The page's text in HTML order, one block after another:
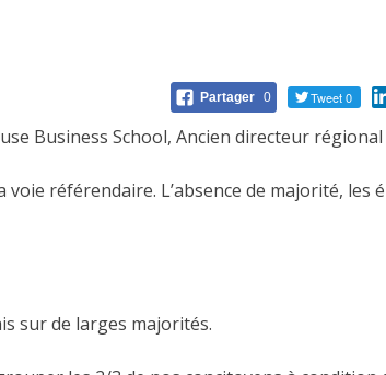
Partager 0 Tweet 0
Business School, Ancien directeur régional
référendaire. L’absence de majorité, les
sur de larges majorités.